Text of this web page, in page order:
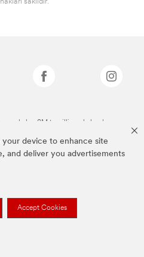
your device to enhance site
and deliver you advertisements
Accept Cookies
markalar, 3M tescilli markalarıdır.